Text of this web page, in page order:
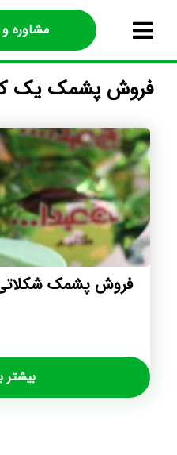
مشاوره
فروش پشمک یک
فروش پشمک
بیشتر